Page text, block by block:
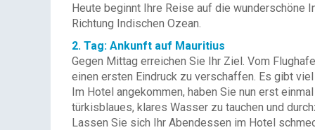
Heute beginnt Ihre Reise auf die wunderschöne
Richtung Indischen Ozean.
2. Tag: Ankunft auf Mauritius
Gegen Mittag erreichen Sie Ihr Ziel. Vom
einen ersten Eindruck zu verschaffen. Es gibt
Im Hotel angekommen, haben Sie nun erst
türkisblaues, klares Wasser zu tauchen und
Lassen Sie sich Ihr Abendessen im Hotel